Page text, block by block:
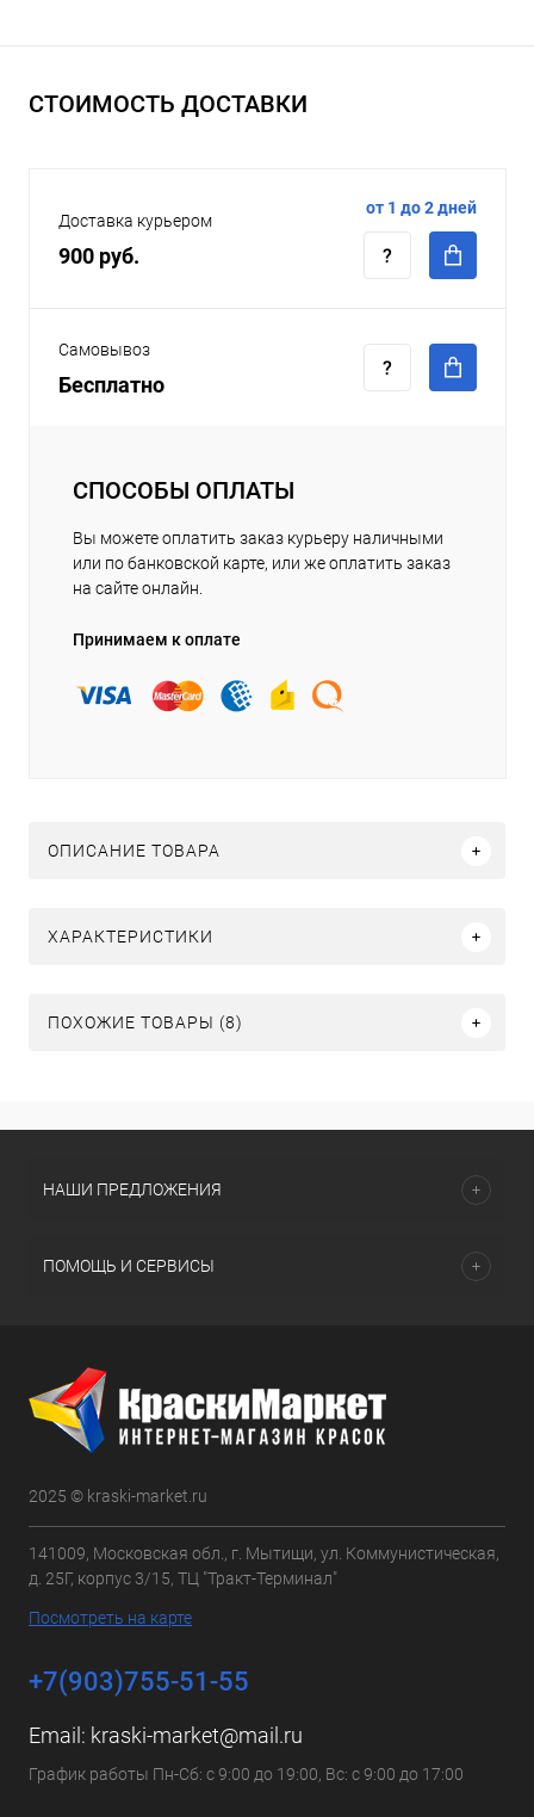
СТОИМОСТЬ ДОСТАВКИ
Доставка курьером
900 руб.
от 1 до 2 дней
Самовывоз
Бесплатно
СПОСОБЫ ОПЛАТЫ
Вы можете оплатить заказ курьеру наличными
или по банковской карте, или же оплатить заказ
на сайте онлайн.
Принимаем к оплате
ОПИСАНИЕ ТОВАРА
ХАРАКТЕРИСТИКИ
ПОХОЖИЕ ТОВАРЫ (8)
НАШИ ПРЕДЛОЖЕНИЯ
ПОМОЩЬ И СЕРВИСЫ
2025 © kraski-market.ru
141009, Московская обл., г. Мытищи, ул. Коммунистическая,
д. 25Г, корпус 3/15, ТЦ "Тракт-Терминал"
Посмотреть на карте
+7(903)755-51-55
Email: kraski-market@mail.ru
График работы Пн-Сб: с 9:00 до 19:00, Вс: с 9:00 до 17:00